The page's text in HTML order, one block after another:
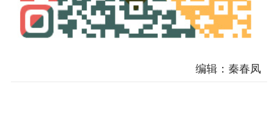
编辑：秦春凤